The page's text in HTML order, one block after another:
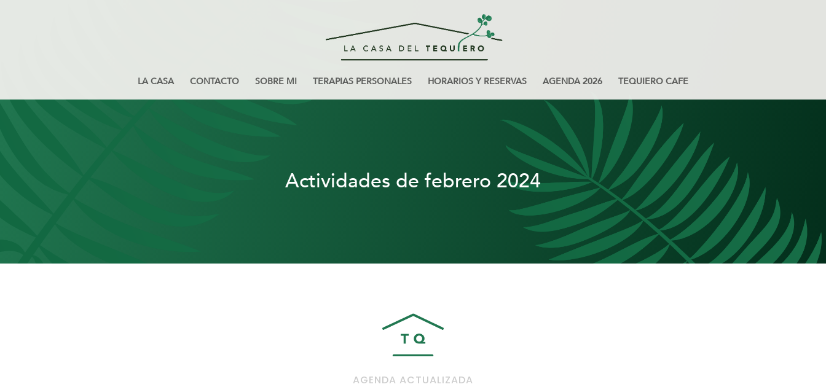
LA CASA CONTACTO SOBRE MI TERAPIAS PERSONALES HORARIOS Y RESERVAS AGENDA 2026 TEQUIERO CAFE
Actividades de febrero 2024
AGENDA ACTUALIZADA